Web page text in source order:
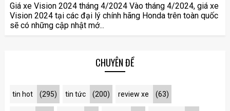
Giá xe Vision 2024 tháng 4/2024 Vào tháng 4/2024, giá xe
Vision 2024 tại các đại lý chính hãng Honda trên toàn quốc
sẽ có những cập nhật mớ...
CHUYÊN ĐỀ
tin hot (295) tin tức (200) review xe (63)